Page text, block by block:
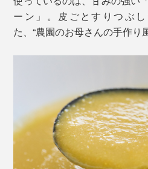
ーン」。皮ごとすりつぶ
た、“農園のお母さんの手作り風